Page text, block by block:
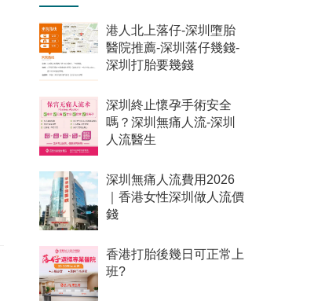
港人北上落仔-深圳墮胎
醫院推薦-深圳落仔幾錢-
深圳打胎要幾錢
深圳終止懷孕手術安全
嗎？深圳無痛人流-深圳
人流醫生
深圳無痛人流費用2026
｜香港女性深圳做人流價
錢
香港打胎後幾日可正常上
班?